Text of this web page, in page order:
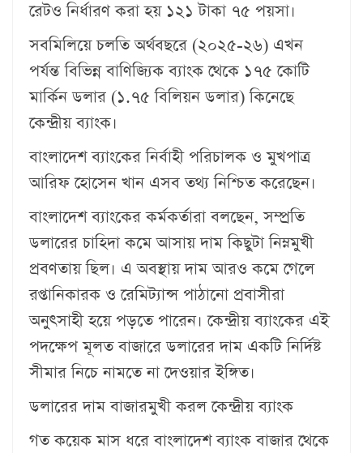
রেটও নির্ধারণ করা হয় ১২১ টাকা ৭৫ পয়সা।
সবমিলিয়ে চলতি অর্থবছরে (২০২৫-২৬) এখন
পর্যন্ত বিভিন্ন বাণিজ্যিক ব্যাংক থেকে ১৭৫ কোটি
মার্কিন ডলার (১.৭৫ বিলিয়ন ডলার) কিনেছে
কেন্দ্রীয় ব্যাংক।
বাংলাদেশ ব্যাংকের নির্বাহী পরিচালক ও মুখপাত্র
আরিফ হোসেন খান এসব তথ্য নি‌শ্চিত করেছেন।
বাংলাদেশ ব্যাংকের কর্মকর্তারা বলছেন, সম্প্রতি
ডলারের চাহিদা কমে আসায় দাম কিছুটা নিম্নমুখী
প্রবণতায় ছিল। এ অবস্থায় দাম আরও কমে গেলে
রপ্তানিকারক ও রেমিট্যান্স পাঠানো প্রবাসীরা
অনুৎসাহী হয়ে পড়তে পারেন। কেন্দ্রীয় ব্যাংকের এই
পদক্ষেপ মূলত বাজারে ডলারের দাম একটি নির্দিষ্ট
সীমার নিচে নামতে না দেওয়ার ইঙ্গিত।
ডলারের দাম বাজারমুখী করল কেন্দ্রীয় ব্যাংক
গত কয়েক মাস ধরে বাংলাদেশ ব্যাংক বাজার থেকে